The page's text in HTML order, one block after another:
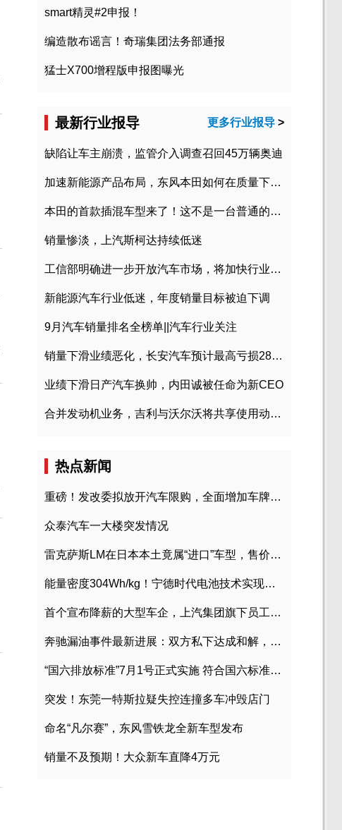
smart精灵#2申报！
编造散布谣言！奇瑞集团法务部通报
猛士X700增程版申报图曝光
最新行业报导 更多行业报导 >
缺陷让车主崩溃，监管介入调查召回45万辆奥迪
加速新能源产品布局，东风本田如何在质量下转型？
本田的首款插混车型来了！这不是一台普通的CR-V
销量惨淡，上汽斯柯达持续低迷
工信部明确进一步开放汽车市场，将加快行业兼并重组
新能源汽车行业低迷，年度销量目标被迫下调
9月汽车销量排名全榜单||汽车行业关注
销量下滑业绩恶化，长安汽车预计最高亏损28亿元
业绩下滑日产汽车换帅，内田诚被任命为新CEO
合并发动机业务，吉利与沃尔沃将共享使用动力总成
热点新闻
重磅！发改委拟放开汽车限购，全面增加车牌指标
众泰汽车一大楼突发情况
雷克萨斯LM在日本本土竟属“进口”车型，售价2580万日元
能量密度304Wh/kg！宁德时代电池技术实现突破
首个宣布降薪的大型车企，上汽集团旗下员工降薪文件曝光
奔驰漏油事件最新进展：双方私下达成和解，工商已介入调查
“国六排放标准”7月1号正式实施 符合国六标准车型目录一览
突发！东莞一特斯拉疑失控连撞多车冲毁店门
命名“凡尔赛”，东风雪铁龙全新车型发布
销量不及预期！大众新车直降4万元